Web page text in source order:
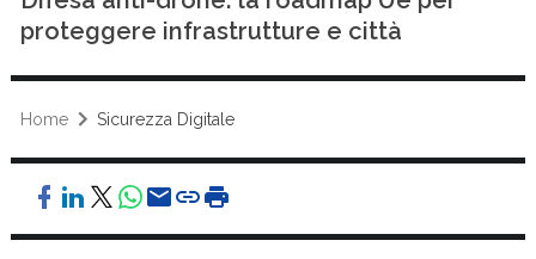
proteggere infrastrutture e città
Home Sicurezza Digitale